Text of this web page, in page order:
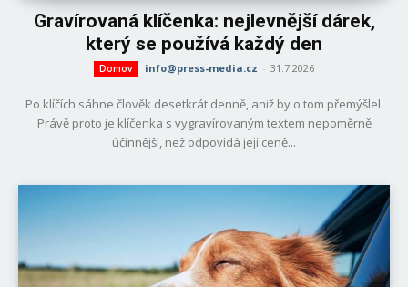
Gravírovaná klíčenka: nejlevnější dárek,
který se používá každý den
Domov info@press-media.cz - 31.7.2026
Po klíčích sáhne člověk desetkrát denně, aniž by o tom přemýšlel.
Právě proto je klíčenka s vygravírovaným textem nepoměrně
účinnější, než odpovídá její ceně...